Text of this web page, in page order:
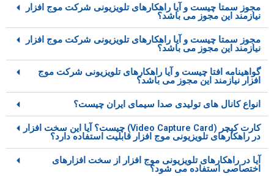
مجوز سمتا چیست و آیا راهکارهای تلویزیونی شرکت موج افزار
نیازمند این مجوز می باشد؟
مجوز سمتا چیست و آیا راهکارهای تلویزیونی شرکت موج افزار
نیازمند این مجوز می باشد؟
گواهینامه افتا چیست و آیا راهکارهای تلویزیونی شرکت موج
افزار نیازمند این مجوز می باشد؟
انواع کانال های تولیدی صدا سیمای ایران چیست؟
کارت کپچر (Video Capture Card) چیست؟ آیا این سخت افزار
در راهکارهای تلویزیونی موج افزار قابلیت استفاده دارد؟
آیا در راهکارهای تلویزیونی موج افزار از سخت افزارهای
اختصاصی استفاده می شود؟